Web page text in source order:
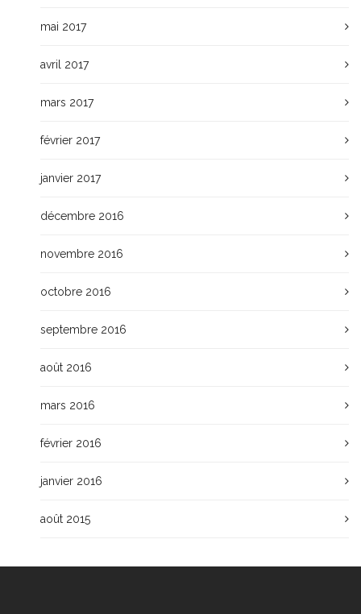
mai 2017
avril 2017
mars 2017
février 2017
janvier 2017
décembre 2016
novembre 2016
octobre 2016
septembre 2016
août 2016
mars 2016
février 2016
janvier 2016
août 2015